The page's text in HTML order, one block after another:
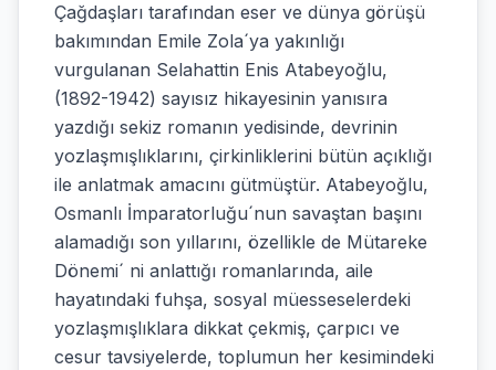
Çağdaşları tarafından eser ve dünya görüşü
bakımından Emile Zola´ya yakınlığı
vurgulanan Selahattin Enis Atabeyoğlu,
(1892-1942) sayısız hikayesinin yanısıra
yazdığı sekiz romanın yedisinde, devrinin
yozlaşmışlıklarını, çirkinliklerini bütün açıklığı
ile anlatmak amacını gütmüştür. Atabeyoğlu,
Osmanlı İmparatorluğu´nun savaştan başını
alamadığı son yıllarını, özellikle de Mütareke
Dönemi´ ni anlattığı romanlarında, aile
hayatındaki fuhşa, sosyal müesseselerdeki
yozlaşmışlıklara dikkat çekmiş, çarpıcı ve
cesur tavsiyelerde, toplumun her kesimindeki